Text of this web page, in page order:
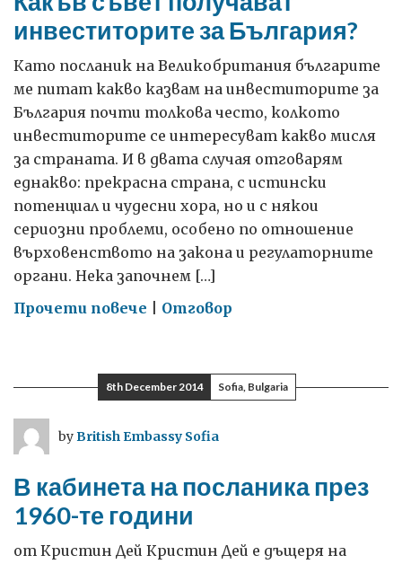
инвеститорите за България?
Като посланик на Великобритания българите
ме питат какво казвам на инвеститорите за
България почти толкова често, колкото
инвеститорите се интересуват какво мисля
за страната. И в двата случая отговарям
еднакво: прекрасна страна, с истински
потенциал и чудесни хора, но и с някои
сериозни проблеми, особено по отношение
върховенството на закона и регулаторните
органи. Нека започнем […]
Прочети повече on
получават
инвеститорите
България?
Отговор
8th December 2014 Sofia, Bulgaria
byBritish Embassy Sofia
В кабинета на посланика през
1960-те години
от Кристин Дей Кристин Дей е дъщеря на